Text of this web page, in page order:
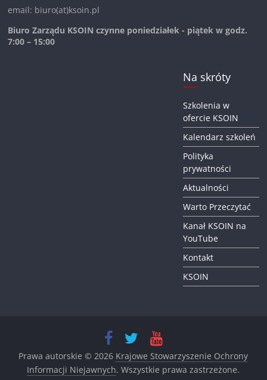
email: biuro(at)ksoin.pl
Biuro Zarządu KSOIN czynne poniedziałek - piątek w godz.
7:00 – 15:00
Na skróty
Szkolenia w
ofercie KSOIN
Kalendarz szkoleń
Polityka
prywatności
Aktualności
Warto Przeczytać
Kanał KSOIN na
YouTube
Kontakt
KSOIN
Prawa autorskie © 2026 Krajowe Stowarzyszenie Ochrony
Informacji Niejawnych. Wszystkie prawa zastrzeżone.